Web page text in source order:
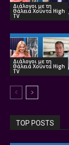
Διάλογοι με τη
Θάλεια Χούντα High
TV
Διάλογοι με τη
Θάλεια Χούντα High
TV
TOP POSTS